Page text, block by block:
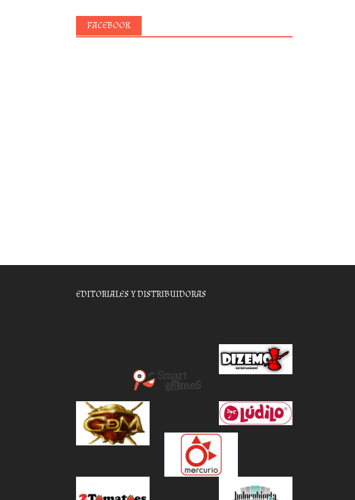
FACEBOOK
EDITORIALES Y DISTRIBUIDORAS